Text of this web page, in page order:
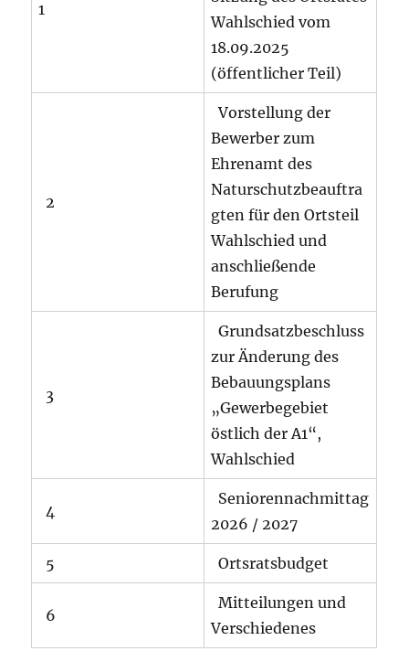
1
Wahlschied vom
18.09.2025
(öffentlicher Teil)
2
Vorstellung der
Bewerber zum
Ehrenamt des
Naturschutzbeauftra
gten für den Ortsteil
Wahlschied und
anschließende
Berufung
3
Grundsatzbeschluss
zur Änderung des
Bebauungsplans
„Gewerbegebiet
östlich der A1“,
Wahlschied
4
Seniorennachmittag
2026 / 2027
5 Ortsratsbudget
6
Mitteilungen und
Verschiedenes